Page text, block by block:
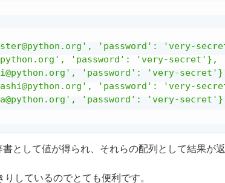
'password': 'very-
'password': 'very-secret'},
'password': 'very-
'password': 'very-
'password': 'very-secret'}
として値が得られ、それらの配列として結果が
しているのでとても便利です。